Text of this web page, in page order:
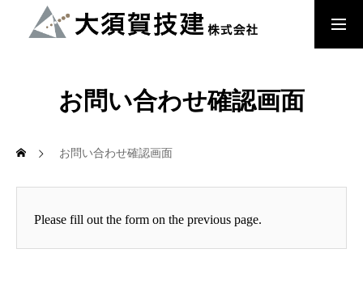
檜の家
木来 -Kikuru- 中大規模木造建築
お問い合わせ確認画面
お問い合わせ確認画面
Please fill out the form on the previous page.